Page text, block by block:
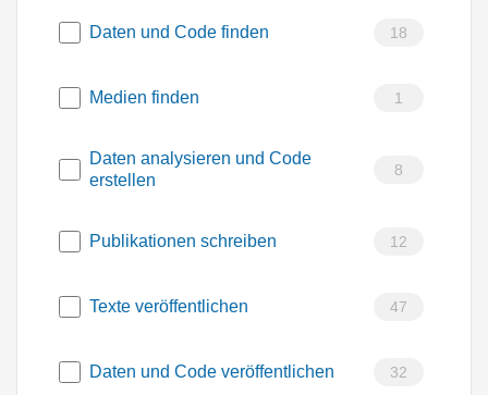
Daten und Code finden 18
Medien finden 1
Daten analysieren und Code
erstellen
8
Publikationen schreiben 12
Texte veröffentlichen 47
Daten und Code veröffentlichen 32